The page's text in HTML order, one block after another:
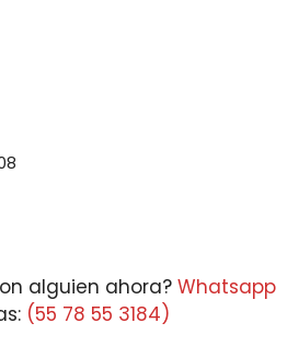
Price
alguien ahora? Whatsapp
(55 78 55 3184)